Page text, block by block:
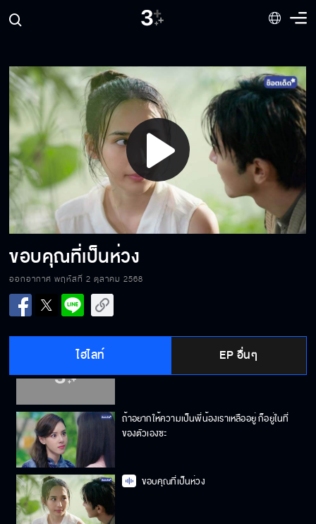
Play
Video
ขอบคุณที่เป็นห่วง
ออกอากาศ พฤหัสที่ 2 ตุลาคม 2568
ไฮไลท์ EP อื่นๆ
ผมจะแต่งงานกับนิลคนเดียว
นิลไม่ใช่ตัวสำรองของใคร
จะทำให้ทุกคนยอมรับให้ได้
ถ้าอยากให้ความเป็นพี่น้องเราเหลืออยู่ ก็อยู่ในที่
ของตัวเองซะ
ขอบคุณที่เป็นห่วง